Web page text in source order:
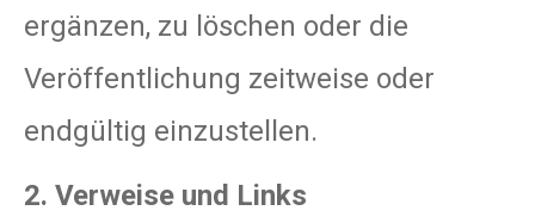
ergänzen, zu löschen oder die
Veröffentlichung zeitweise oder
endgültig einzustellen.
2. Verweise und Links